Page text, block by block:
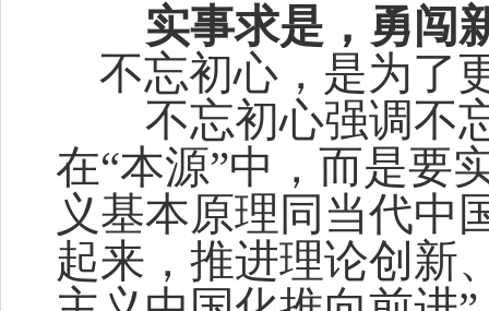
实事求是，勇闯
不忘初心，是为了
不忘初心强调不忘
在“本源”中，而是要
义基本原理同当代中
起来，推进理论创新